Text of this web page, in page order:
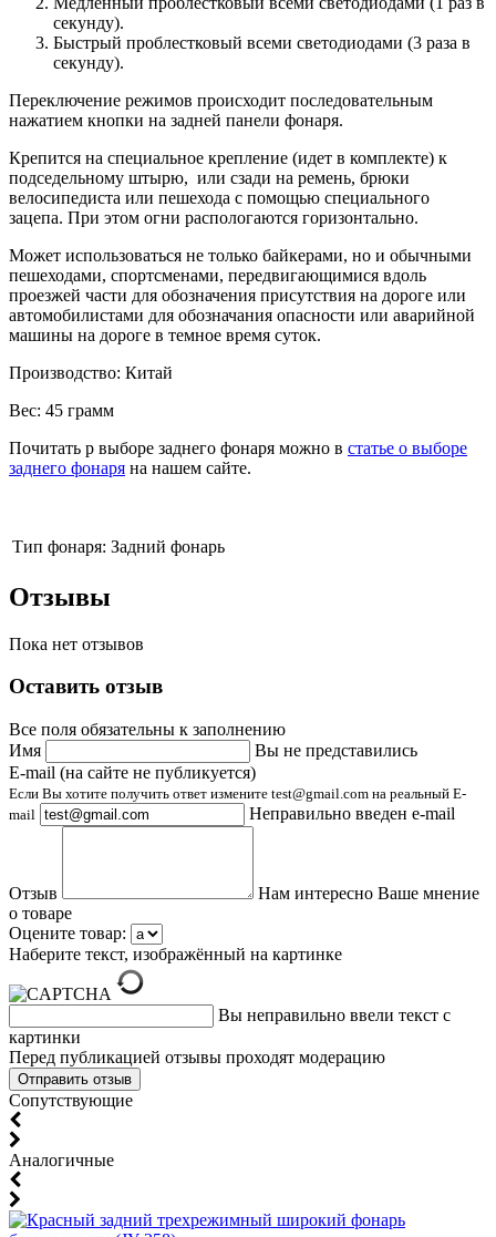
секунду).
Быстрый проблестковый всеми светодиодами (3 раза в
секунду).
Переключение режимов происходит последовательным
нажатием кнопки на задней панели фонаря.
Крепится на специальное крепление (идет в комплекте) к
подседельному штырю, или сзади на ремень, брюки
велосипедиста или пешехода с помощью специального
зацепа. При этом огни распологаются горизонтально.
Может использоваться не только байкерами, но и обычными
пешеходами, спортсменами, передвигающимися вдоль
проезжей части для обозначения присутствия на дороге или
автомобилистами для обозначания опасности или аварийной
машины на дороге в темное время суток.
Производство: Китай
Вес: 45 грамм
Почитать р выборе заднего фонаря можно в статье о выборе
заднего фонаря на нашем сайте.
Тип фонаря: Задний фонарь
Отзывы
Пока нет отзывов
Оставить отзыв
Все поля обязательны к заполнению
Имя
Вы не представились
E-mail (на сайте не публикуется)
Если Вы хотите получить ответ измените test@gmail.com на реальный E-
mail
Неправильно введен e-mail
Отзыв
Нам интересно Ваше мнение
о товаре
Оцените товар:
Наберите текст, изображённый на картинке
Вы неправильно ввели текст с
картинки
Перед публикацией отзывы проходят модерацию
Cопутствующие
Аналогичные